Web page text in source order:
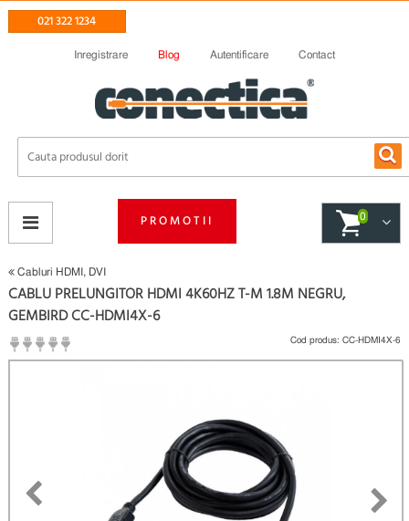
021 322 1234
Inregistrare Blog Autentificare Contact
PROMOTII 0
Cabluri HDMI, DVI
CABLU PRELUNGITOR HDMI 4K60HZ T-M 1.8M NEGRU,
GEMBIRD CC-HDMI4X-6
(
Cod produs: CC-HDMI4X-6